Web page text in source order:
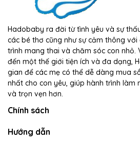
Hadobaby ra đời từ tình yêu và sự
các bé thơ cũng như sự cảm thông
trình mang thai và chăm sóc con nhỏ.
đến một thế giới tiện ích và đa dạng,
gian để các mẹ có thể dễ dàng mua
nhất cho con yêu, giúp hành trình làm
và trọn vẹn hơn.
Chính sách
Hướng dẫn